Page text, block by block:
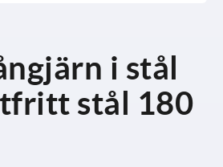
i stål
stål 180